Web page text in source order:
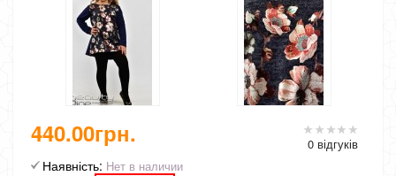
0 відгуків
440.00грн.
Наявність: Нет в наличии